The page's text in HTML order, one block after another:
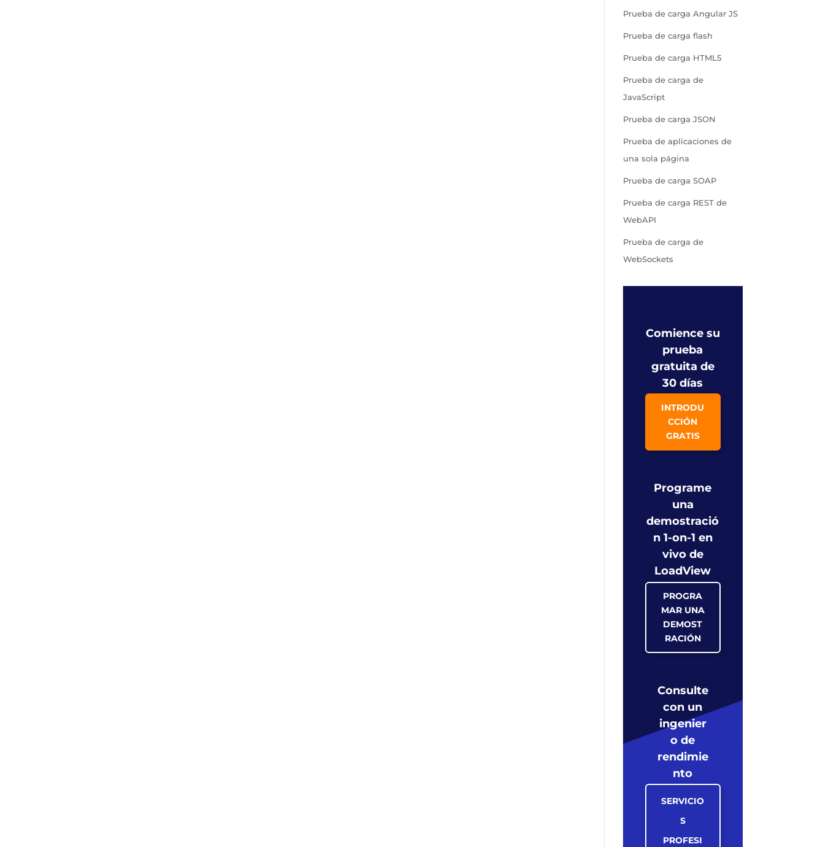
Prueba de carga Angular JS
Prueba de carga flash
Prueba de carga HTML5
Prueba de carga de
JavaScript
Prueba de carga JSON
Prueba de aplicaciones de
una sola página
Prueba de carga SOAP
Prueba de carga REST de
WebAPI
Prueba de carga de
WebSockets
Comience su
prueba
gratuita de
30 días
INTRODU
CCIÓN
GRATIS
Programe
una
demostració
n 1-on-1 en
vivo de
LoadView
PROGRA
MAR UNA
DEMOST
RACIÓN
Consulte
con un
ingenier
o de
rendimie
nto
SERVICIO
S
PROFESI